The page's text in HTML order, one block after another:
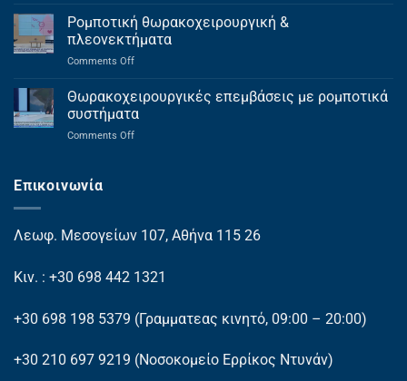
εφαρμογή
ρομποτικής
θωρακοχειρουργικής
στο
Ρομποτική θωρακοχειρουργική &
πλεονεκτήματα
Comments Offon
θωρακοχειρουργική
πλεονεκτήματα
Θωρακοχειρουργικές επεμβάσεις με ρομποτικά
συστήματα
Comments Offon
Επικοινωνία
Λεωφ. Μεσογείων 107, Αθήνα 115 26
Κιν. : +30 698 442 1321
+30 698 198 5379 (Γραμματεας κινητό, 09:00 – 20:00)
+30 210 697 9219 (Νοσοκομείο Ερρίκος Ντυνάν)